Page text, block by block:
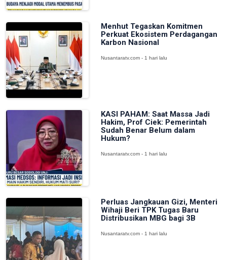
Menhut Tegaskan Komitmen
Perkuat Ekosistem Perdagangan
Karbon Nasional
Nusantaratv.com - 1 hari lalu
KASI PAHAM: Saat Massa Jadi
Hakim, Prof Ciek: Pemerintah
Sudah Benar Belum dalam
Hukum?
Nusantaratv.com - 1 hari lalu
Perluas Jangkauan Gizi, Menteri
Wihaji Beri TPK Tugas Baru
Distribusikan MBG bagi 3B
Nusantaratv.com - 1 hari lalu